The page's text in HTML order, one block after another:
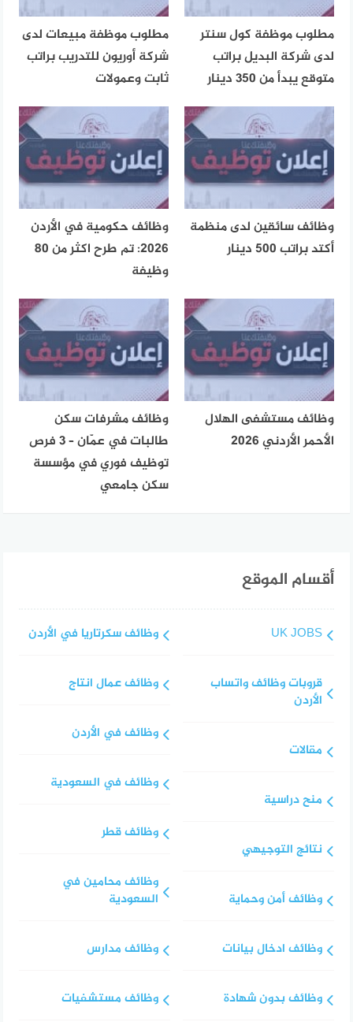
مطلوب موظفة كول سنتر
لدى شركة البديل براتب
متوقع يبدأ من 350 دينار
مطلوب موظفة مبيعات لدى
شركة أوريون للتدريب براتب
ثابت وعمولات
وظائف سائقين لدى منظمة
أكتد براتب 500 دينار
وظائف حكومية في الأردن
2026: تم طرح اكثر من 80
وظيفة
وظائف مستشفى الهلال
الأحمر الأردني 2026
وظائف مشرفات سكن
طالبات في عمّان – 3 فرص
توظيف فوري في مؤسسة
سكن جامعي
أقسام الموقع
UK JOBS
قروبات وظائف واتساب
الأردن
مقالات
منح دراسية
نتائج التوجيهي
وظائف أمن وحماية
وظائف ادخال بيانات
وظائف بدون شهادة
وظائف سكرتاريا في الأردن
وظائف عمال انتاج
وظائف في الأردن
وظائف في السعودية
وظائف قطر
وظائف محامين في
السعودية
وظائف مدارس
وظائف مستشفيات